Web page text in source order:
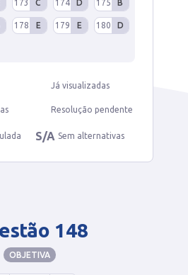
173 C 174 D 175 B
178 E 179 E 180 D
Já visualizadas
Resolução pendente
S/A Sem alternativas
148
OBJETIVA